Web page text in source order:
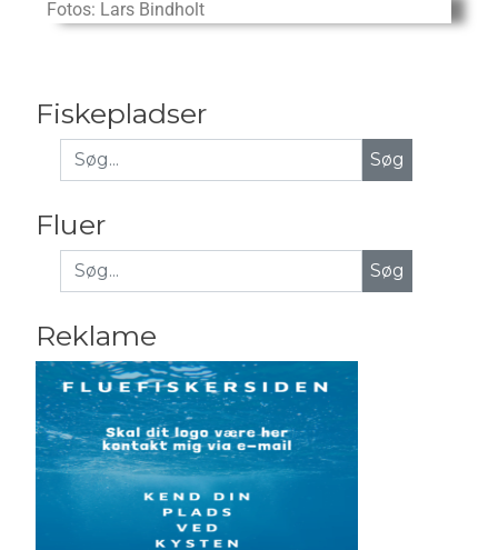
Fotos: Lars Bindholt
Fiskepladser
Fluer
Søg
Reklame